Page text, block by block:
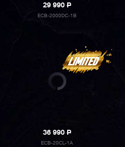
29 990P
ECB-2000DC-1B
36 990P
ECB-20CL-1A